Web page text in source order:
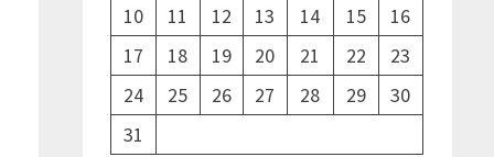
10
11 12 13 14 15
16
17
18 19 20 21 22
23
24
25 26 27 28 29
30
31